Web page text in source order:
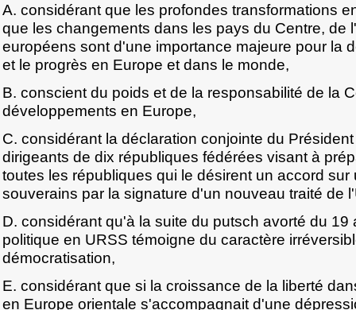
A. considérant que les profondes transformations
que les changements dans les pays du Centre, de
européens sont d'une importance majeure pour la
et le progrès en Europe et dans le monde,
B. conscient du poids et de la responsabilité de la
développements en Europe,
C. considérant la déclaration conjointe du
dirigeants de dix républiques fédérées visant à
toutes les républiques qui le désirent un accord sur
souverains par la signature d'un nouveau traité de
D. considérant qu'à la suite du putsch avorté du 19
politique en URSS témoigne du caractère
démocratisation,
E. considérant que si la croissance de la liberté
en Europe orientale s'accompagnait d'une